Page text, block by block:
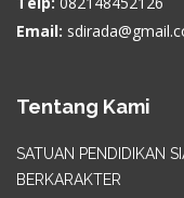
Email:
Tentang Kami
SATUAN PENDIDIKAN
BERKARAKTER